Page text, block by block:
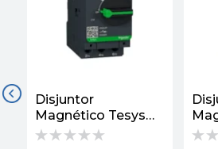
Disjuntor
Magnético Tesys
GV2 2,5A Manopla